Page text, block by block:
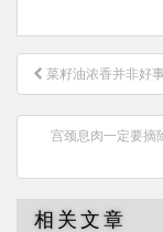
文
章
导
菜籽油浓香并非好事
宫颈息肉一定要摘
相关文章